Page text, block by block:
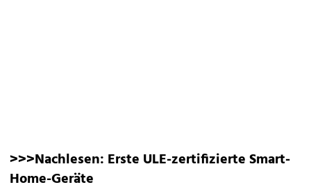
>>>Nachlesen: Erste ULE-zertifizierte Smart-
Home-Geräte